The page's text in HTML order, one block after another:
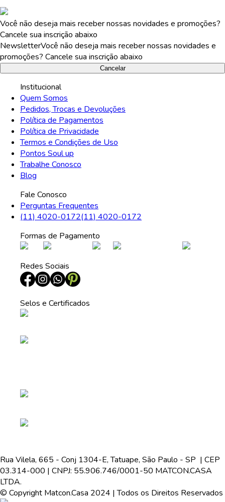
Você não deseja mais receber nossas novidades e promoções?
Cancele sua inscrição abaixo
NewsletterVocê não deseja mais receber nossas novidades e
promoções? Cancele sua inscrição abaixo
Cancelar
Institucional
Quem Somos
Pedidos, Trocas e Devoluções
Política de Pagamentos
Política de Privacidade
Termos e Condições de Uso
Pontos Soul up
Trabalhe Conosco
Blog
Fale Conosco
Perguntas Frequentes
(11) 4020-0172(11) 4020-0172
Formas de Pagamento
Redes Sociais
Selos e Certificados
Rua Vilela, 665 - Conj 1304-E, Tatuape, São Paulo - SP | CEP
03.314-000 | CNPJ: 55.906.746/0001-50 MATCON.CASA
LTDA.
© Copyright Matcon.Casa 2024 | Todos os Direitos Reservados